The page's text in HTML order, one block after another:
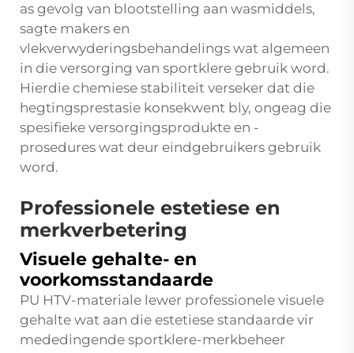
as gevolg van blootstelling aan wasmiddels,
sagte makers en
vlekverwyderingsbehandelings wat algemeen
in die versorging van sportklere gebruik word.
Hierdie chemiese stabiliteit verseker dat die
hegtingsprestasie konsekwent bly, ongeag die
spesifieke versorgingsprodukte en -
prosedures wat deur eindgebruikers gebruik
word.
Professionele estetiese en
merkverbetering
Visuele gehalte- en
voorkomsstandaarde
PU HTV-materiale lewer professionele visuele
gehalte wat aan die estetiese standaarde vir
mededingende sportklere-merkbeheer